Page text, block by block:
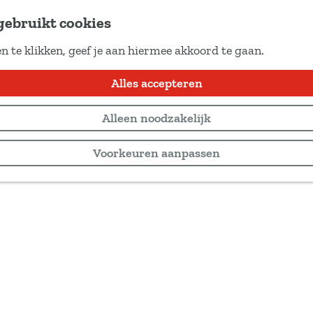
cookies
te klikken, geef je aan hiermee akkoord te gaan.
Alles accepteren
Alleen noodzakelijk
Voorkeuren aanpassen